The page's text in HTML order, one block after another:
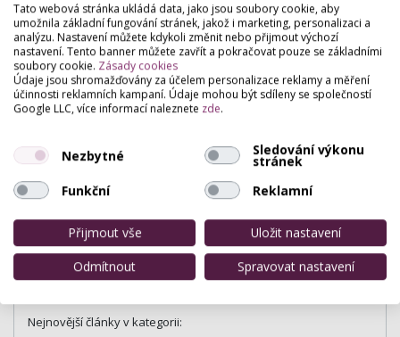
Recenze produktů
Nejnovější články v kategorii:
Tato webová stránka ukládá data, jako jsou soubory cookie, aby
umožnila základní fungování stránek, jakož i marketing, personalizaci a
analýzu. Nastavení můžete kdykoli změnit nebo přijmout výchozí
nastavení. Tento banner můžete zavřít a pokračovat pouze se základními
soubory cookie. Zásady cookies
Údaje jsou shromažďovány za účelem personalizace reklamy a měření
účinnosti reklamních kampaní. Údaje mohou být sdíleny se společností
Google LLC, více informací naleznete zde.
Nezbytné Sledování výkonu
stránek
Funkční
Reklamní
Přijmout vše
Uložit nastavení
Odmítnout
Spravovat nastavení